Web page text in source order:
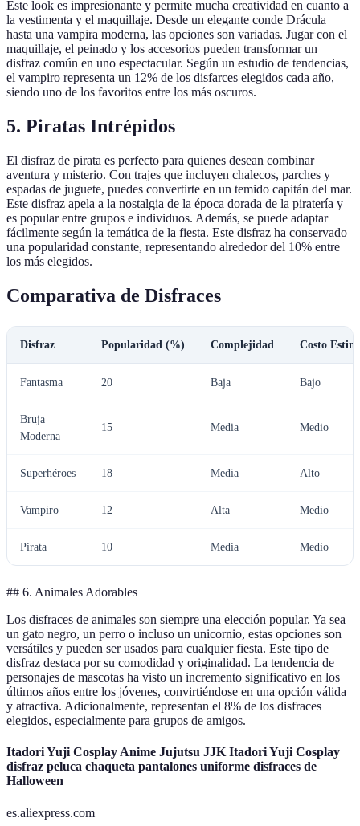
Este look es impresionante y permite mucha creatividad en cuanto a
la vestimenta y el maquillaje. Desde un elegante conde Drácula
hasta una vampira moderna, las opciones son variadas. Jugar con el
maquillaje, el peinado y los accesorios pueden transformar un
disfraz común en uno espectacular. Según un estudio de tendencias,
el vampiro representa un 12% de los disfarces elegidos cada año,
siendo uno de los favoritos entre los más oscuros.
5. Piratas Intrépidos
El disfraz de pirata es perfecto para quienes desean combinar
aventura y misterio. Con trajes que incluyen chalecos, parches y
espadas de juguete, puedes convertirte en un temido capitán del mar.
Este disfraz apela a la nostalgia de la época dorada de la piratería y
es popular entre grupos e individuos. Además, se puede adaptar
fácilmente según la temática de la fiesta. Este disfraz ha conservado
una popularidad constante, representando alrededor del 10% entre
los más elegidos.
Comparativa de Disfraces
Disfraz Popularidad (%) Complejidad Costo
Fantasma 20 Baja Bajo
Bruja
Moderna
15 Media Medio
Superhéroes 18 Media Alto
Vampiro 12 Alta Medio
Pirata 10 Media Medio
## 6. Animales Adorables
Los disfraces de animales son siempre una elección popular. Ya sea
un gato negro, un perro o incluso un unicornio, estas opciones son
versátiles y pueden ser usados para cualquier fiesta. Este tipo de
disfraz destaca por su comodidad y originalidad. La tendencia de
personajes de mascotas ha visto un incremento significativo en los
últimos años entre los jóvenes, convirtiéndose en una opción válida
y atractiva. Adicionalmente, representan el 8% de los disfraces
elegidos, especialmente para grupos de amigos.
Itadori Yuji Cosplay Anime Jujutsu JJK Itadori Yuji Cosplay
disfraz peluca chaqueta pantalones uniforme disfraces de
Halloween
es.aliexpress.com